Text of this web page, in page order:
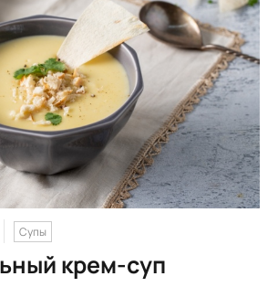
Супы
крем-суп